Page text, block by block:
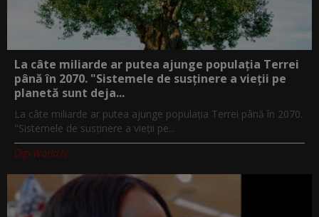
La câte miliarde ar putea ajunge populația Terrei
până în 2070. "Sistemele de susținere a vieții pe
planetă sunt deja...
La câte miliarde ar putea ajunge populația Terrei până în 2070.
"Sistemele de susținere a vieții pe...
Digi-World.tv